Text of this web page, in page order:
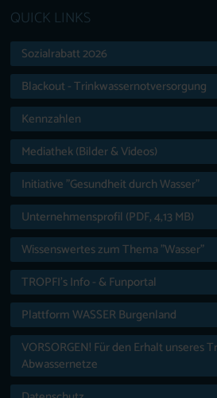
QUICK LINKS
Sozialrabatt 2026
Blackout - Trinkwassernotversorgung
Kennzahlen
Mediathek (Bilder & Videos)
Initiative "Gesundheit durch Wasser"
Unternehmensprofil (PDF, 4,13 MB)
Wissenswertes zum Thema "Wasser"
TROPFI’s Info - & Funportal
Plattform WASSER Burgenland
VORSORGEN! Für den Erhalt unseres
Abwassernetze